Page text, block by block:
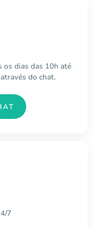
dias das 10h até
do chat.
7